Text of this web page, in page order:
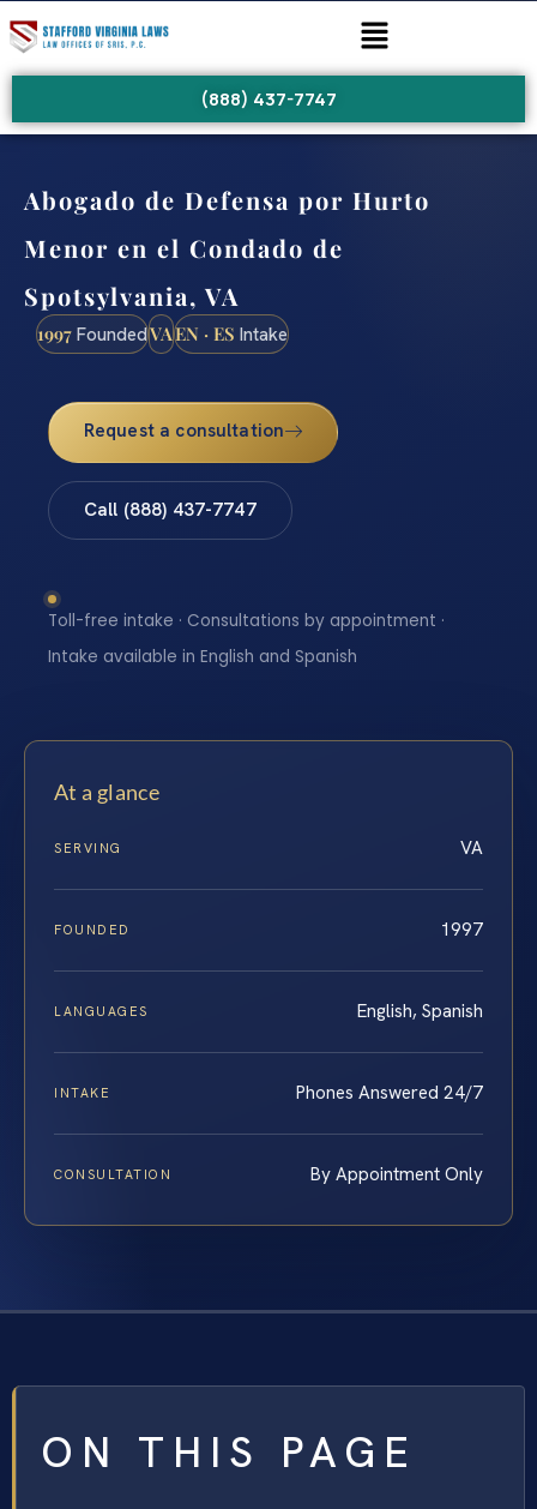
(888) 437-7747
Abogado de Defensa por Hurto
Menor en el Condado de
Spotsylvania, VA
1997 FoundedVAEN · ES Intake
Request a consultation
Call (888) 437-7747
Toll-free intake · Consultations by appointment ·
Intake available in English and Spanish
At a glance
SERVING VA
FOUNDED 1997
LANGUAGES English, Spanish
INTAKE Phones Answered 24/7
CONSULTATION By Appointment Only
ON THIS PAGE